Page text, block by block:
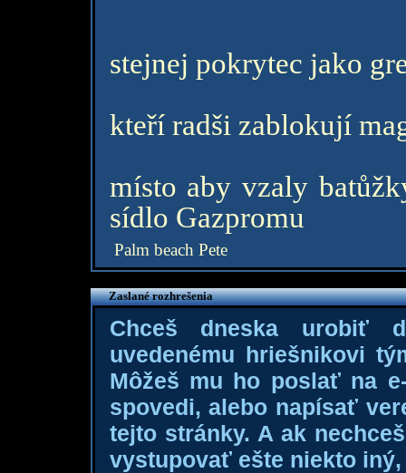
stejnej pokrytec jako
kteří radši zablokují
místo aby vzaly
sídlo Gazpromu
Palm beach Pete
Zaslané rozhrešenia
Chceš dneska urobiť
uvedenému hriešnikovi
Môžeš mu ho poslať na
spovedi, alebo napísať
tejto stránky. A ak
vystupovať ešte niekto